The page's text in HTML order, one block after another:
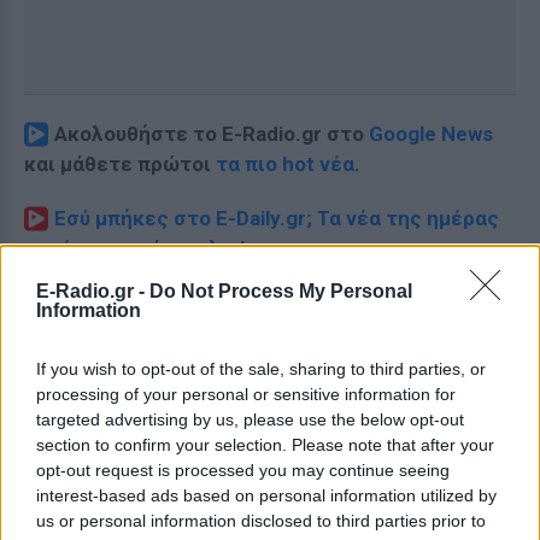
E-Radio.gr - Do Not Process My Personal
Information
If you wish to opt-out of the sale, sharing to third parties, or
processing of your personal or sensitive information for
targeted advertising by us, please use the below opt-out
section to confirm your selection. Please note that after your
opt-out request is processed you may continue seeing
interest-based ads based on personal information utilized by
us or personal information disclosed to third parties prior to
Ακολουθήστε το E-Radio.gr στο Google News
και μάθετε πρώτοι τα πιο hot νέα.
Εσύ μπήκες στο E-Daily.gr; Τα νέα της ημέρας
και ότι σου κάνει κλικ!
Ακολουθήστε το E-Radio.gr και στο Instagram